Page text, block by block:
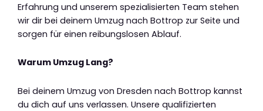
Erfahrung und unserem spezialisierten Team stehen
wir dir bei deinem Umzug nach Bottrop zur Seite und
sorgen für einen reibungslosen Ablauf.
Warum Umzug Lang?
Bei deinem Umzug von Dresden nach Bottrop kannst
du dich auf uns verlassen. Unsere qualifizierten